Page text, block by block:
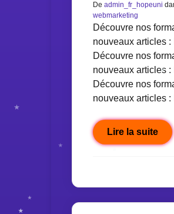
De admin_fr_hopeuni
webmarketing
Découvre nos
nouveaux articles :
Découvre nos
nouveaux articles :
Découvre nos
nouveaux articles
Lire la suite